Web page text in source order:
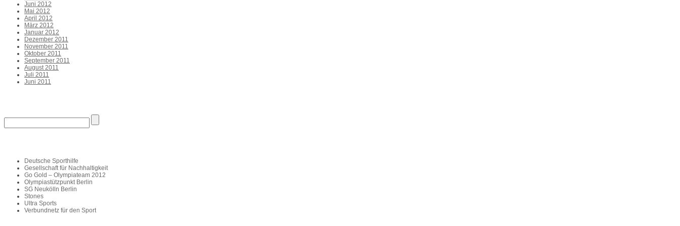
Juni 2012
Mai 2012
April 2012
März 2012
Januar 2012
Dezember 2011
November 2011
Oktober 2011
September 2011
August 2011
Juli 2011
Juni 2011
Deutsche Sporthilfe
Gesellschaft für Nachhaltigkeit
Go Gold – Olympiateam 2012
Olympiastützpunkt Berlin
SG Neukölln Berlin
Stones
Ultra Sports
Verbundnetz für den Sport